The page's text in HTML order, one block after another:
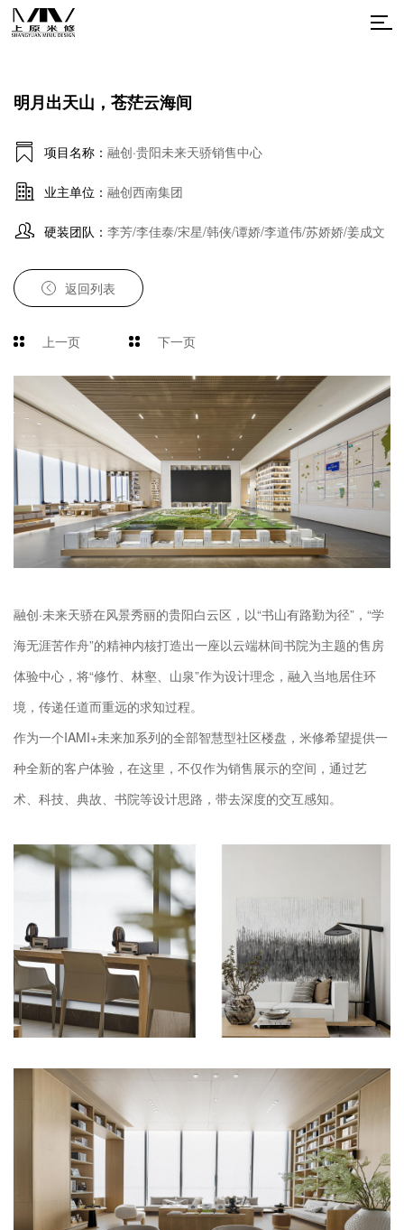
明月出天山，苍茫云海间
项目名称： 融创·贵阳未来天骄销售中心
业主单位： 融创西南集团
硬装团队： 李芳/李佳泰/宋星/韩侠/谭娇/李道伟/苏娇娇/姜成文
返回列表
上一页 下一页
融创·未来天骄在风景秀丽的贵阳白云区，以“书山有路勤为径”，“学
海无涯苦作舟”的精神内核打造出一座以云端林间书院为主题的售房
体验中心，将“修竹、林壑、山泉”作为设计理念，融入当地居住环
境，传递任道而重远的求知过程。
作为一个IAMI+未来加系列的全部智慧型社区楼盘，米修希望提供一
种全新的客户体验，在这里，不仅作为销售展示的空间，通过艺
术、科技、典故、书院等设计思路，带去深度的交互感知。